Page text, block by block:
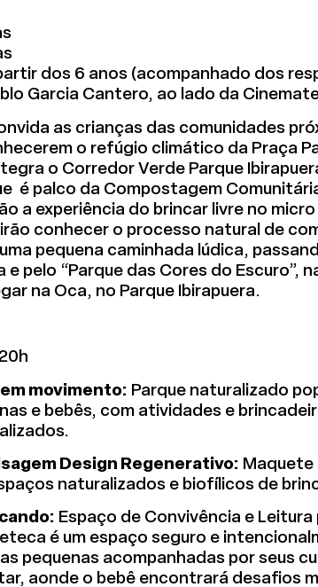
dos 6 anos (acompanhado dos
Garcia Cantero, ao lado da
as crianças das comunidades
o refúgio climático da Praça
o Corredor Verde Parque
é palco da Compostagem
a experiência do brincar livre no
conhecer o processo natural de
pequena caminhada lúdica,
e pelo “Parque das Cores do Escuro”,
na Oca, no Parque Ibirapuera.
movimento: Parque naturalizado
e bebês, com atividades e
Design Regenerativo:
naturalizados e biofílicos de
Espaço de Convivência e
é um espaço seguro e
pequenas acompanhadas por seus
aonde o bebê encontrará desafios